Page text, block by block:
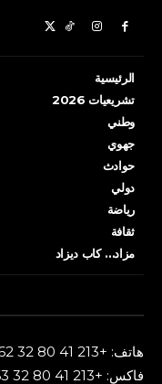
الرئيسية
تشريعيات 2026
وطني
جهوي
حوادث
دولي
رياضة
ثقافة
مزاد… كاب ديزاد
هاتف: +213 41 80 32 62
فاكس: +213 41 80 32 63